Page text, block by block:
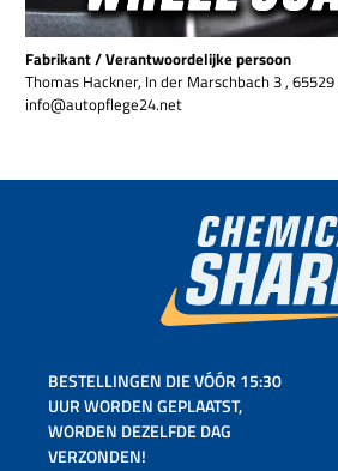
Fabrikant / Verantwoordelijke persoon
Thomas Hackner, In der Marschbach 3 , 65529
info@autopflege24.net
BESTELLINGEN DIE VÓÓR 15:30
UUR WORDEN GEPLAATST,
WORDEN DEZELFDE DAG
VERZONDEN!